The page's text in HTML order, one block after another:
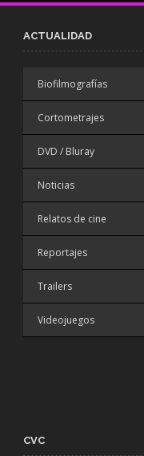
ACTUALIDAD
Biofilmografías
Cortometrajes
DVD / Bluray
Noticias
Relatos de cine
Reportajes
Trailers
Videojuegos
CVC